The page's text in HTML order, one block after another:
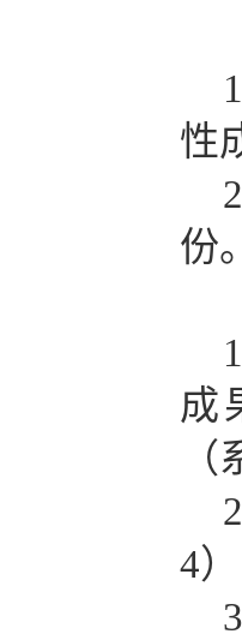
性
份。
成
（
4